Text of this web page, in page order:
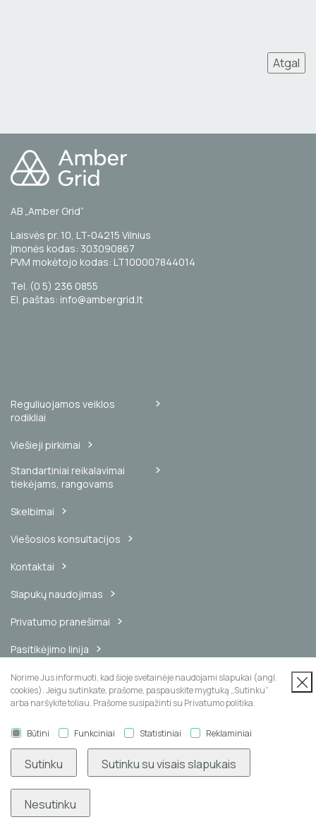
Atgal
AB „Amber Grid“
Laisvės pr. 10, LT-04215 Vilnius
Įmonės kodas: 303090867
PVM mokėtojo kodas: LT100007844014
Tel. (0 5) 236 0855
El. paštas: info@ambergrid.lt
Reguliuojamos veiklos
rodikliai
Viešieji pirkimai
Standartiniai reikalavimai
tiekėjams, rangovams
Skelbimai
Viešosios konsultacijos
Kontaktai
Slapukų naudojimas
Privatumo pranešimai
Pasitikėjimo linija
Vidinis pranešimų kanalas
Naujienų prenumerata
Norime Jus informuoti, kad šioje svetainėje naudojami slapukai (angl.
cookies). Jeigu sutinkate, prašome, paspauskite mygtuką „Sutinku“
arba naršykite toliau. Prašome susipažinti su Privatumo politika.
Būtini Funkciniai Statistiniai Reklaminiai
Sutinku Sutinku su visais slapukais
Nesutinku